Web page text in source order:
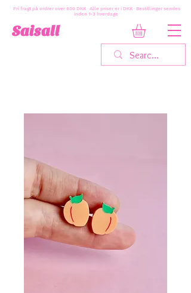
Saisall
Fri fragt på ordrer over 600 DKK · Alle priser er i DKK · Bestillinger sendes
inden 1-3 hverdage